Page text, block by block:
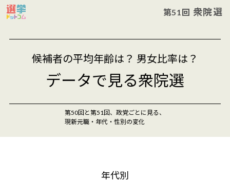
第51回 衆院選
候補者の平均年齢は？ 男女比率は？
データで見る衆院選
第50回と第51回、政党ごとに見る、
現新元職・年代・性別の変化
年代別